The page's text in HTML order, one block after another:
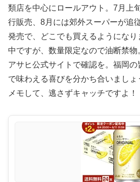
類店を中心にロールアウト。7月上
行販売、8月には郊外スーパーが追
発売で、どこでも買えるようにな
中ですが、数量限定なので油断禁
アサヒ公式サイトで確認を。福岡
で味わえる喜びを分かち合いまし
メモして、逃さずキャッチですよ！